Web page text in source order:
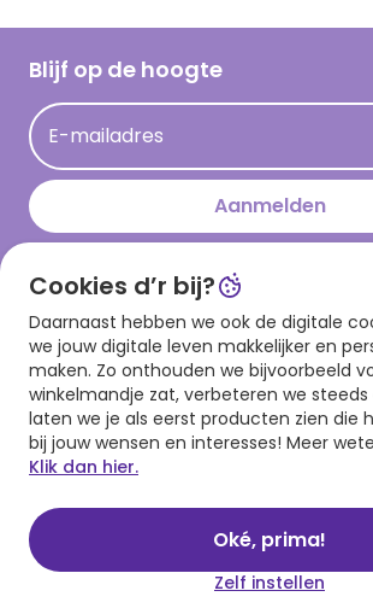
Hallmark Kaartclub
Acties
Persberichten
Hallmark en Kinderpostzegels
Cadeau inspiratie
Kaartinspiratie
Blijf op de hoogte
E-mailadres
Aanmelden
Download onze app
Cookies d’r bij?
Daarnaast hebben we ook de digitale
we jouw digitale leven makkelijker en
maken. Zo onthouden we bijvoorbeeld
winkelmandje zat, verbeteren we
laten we je als eerst producten zien die
bij jouw wensen en interesses! Meer
Klik dan hier.
Oké, prima!
Zelf instellen